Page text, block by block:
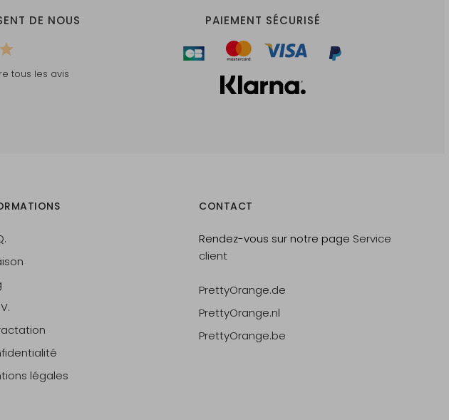
DE NOUS
tous les avis
PAIEMENT SÉCURISÉ
légales
CONTACT
Rendez-vous sur notre page Service
client
PrettyOrange.de
PrettyOrange.nl
PrettyOrange.be